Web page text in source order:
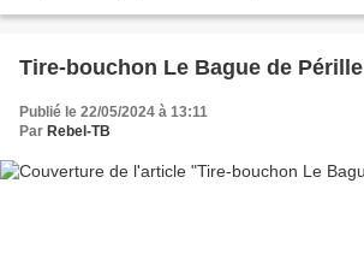
Tire-bouchon Le Bague de Pérille
Publié le 22/05/2024 à 13:11
Par Rebel-TB